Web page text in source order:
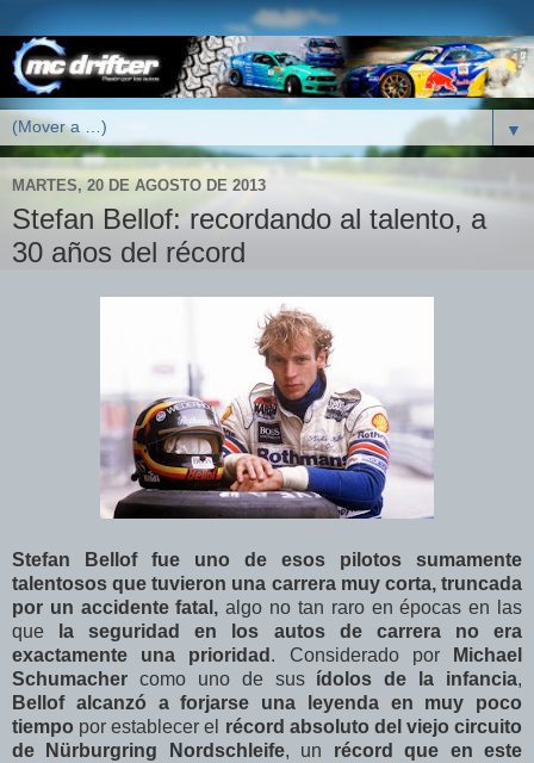
▼
MARTES, 20 DE AGOSTO DE 2013
Stefan Bellof: recordando al talento, a
30 años del récord
Stefan Bellof fue uno de esos pilotos sumamente
talentosos que tuvieron una carrera muy corta, truncada
por un accidente fatal, algo no tan raro en épocas en las
que
la seguridad en los autos de carrera no era
exactamente una prioridad . Considerado por
Michael
Schumacher como uno de sus ídolos de la infancia,
Bellof alcanzó a forjarse una leyenda en muy poco
tiempo por establecer el récord absoluto del viejo circuito
de Nürburgring Nordschleife, un récord que en este